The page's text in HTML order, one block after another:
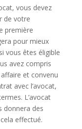
vous devez
de votre
première
pour mieux
vous êtes éligible
avez compris
et convenu
avec l’avocat,
L’avocat
donnera des
effectué.